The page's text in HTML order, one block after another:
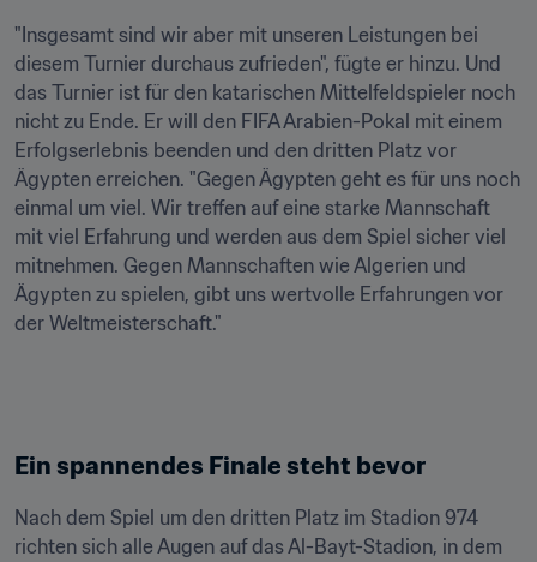
"Insgesamt sind wir aber mit unseren Leistungen bei
diesem Turnier durchaus zufrieden", fügte er hinzu. Und
das Turnier ist für den katarischen Mittelfeldspieler noch
nicht zu Ende. Er will den FIFA Arabien-Pokal mit einem
Erfolgserlebnis beenden und den dritten Platz vor
Ägypten erreichen. "Gegen Ägypten geht es für uns noch
einmal um viel. Wir treffen auf eine starke Mannschaft
mit viel Erfahrung und werden aus dem Spiel sicher viel
mitnehmen. Gegen Mannschaften wie Algerien und
Ägypten zu spielen, gibt uns wertvolle Erfahrungen vor
der Weltmeisterschaft."
Ein spannendes Finale steht bevor
Nach dem Spiel um den dritten Platz im Stadion 974
richten sich alle Augen auf das Al-Bayt-Stadion, in dem